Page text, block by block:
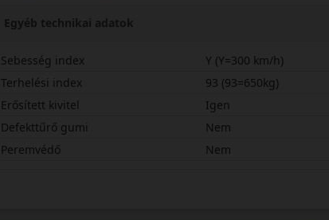
Egyéb technikai adatok
Sebesség index
Y (Y=300 km/h)
Terhelési index
93 (93=650kg)
Erősített kivitel
Igen
Defekttűrő gumi
Nem
Peremvédő
Nem